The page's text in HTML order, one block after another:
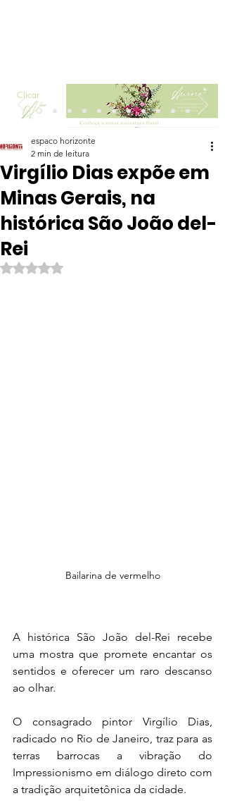
Clicar
Virgílio Dias expõe em
Minas Gerais, na
histórica São João del-
Rei
espaco horizonte
2 min de leitura
Avaliado com NaN de 5 estrelas.
Bailarina de vermelho
A histórica São João del-Rei recebe
uma mostra que promete encantar os
sentidos e oferecer um raro descanso
ao olhar.
O consagrado pintor Virgílio Dias,
radicado no Rio de Janeiro, traz para as
terras barrocas a vibração do
Impressionismo em diálogo direto com
a tradição arquitetônica da cidade.